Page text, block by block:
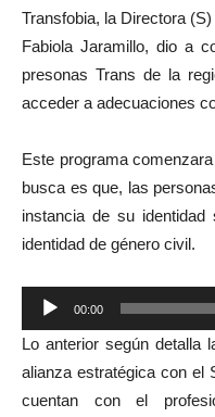
Transfobia, la Directora
Fabiola Jaramillo, dio a
presonas Trans de la
acceder a adecuaciones
Este programa
busca es que, las
instancia de su
identidad de género civil.
Reproductor
de
audio
00:00
Lo anterior según detalla
alianza estratégica con el
cuentan con el